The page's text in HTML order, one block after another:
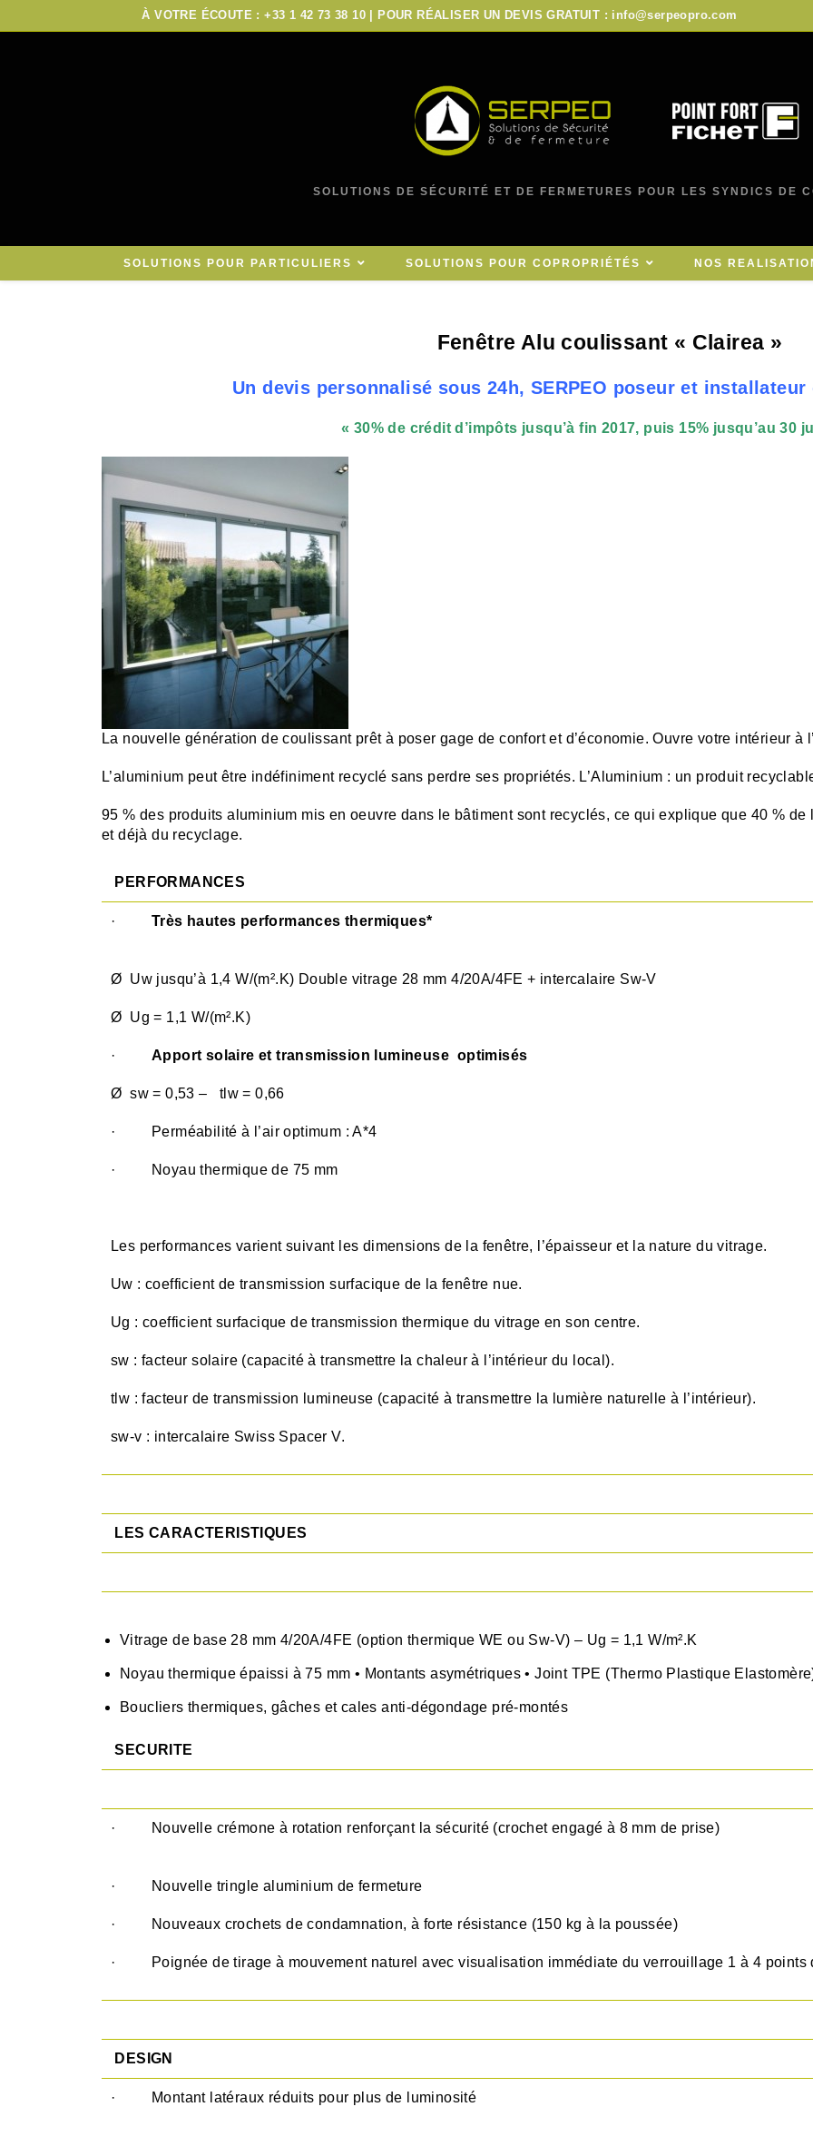
À VOTRE ÉCOUTE : +33 1 42 73 38 10 | POUR RÉALISER UN DEVIS GRATUIT : info@serpeopro.com
SOLUTIONS DE SÉCURITÉ ET DE FERMETURES POUR LES SYNDICS DE
SOLUTIONS POUR PARTICULIERS SOLUTIONS POUR COPROPRIÉTÉS NOS
Fenêtre Alu coulissant « Clairea »
Un devis personnalisé sous 24h, SERPEO poseur et
« 30% de crédit d’impôts jusqu’à fin 2017, puis 15% jusqu’au 30
La nouvelle génération de coulissant prêt à poser gage de confort et d’économie. Ouvre votre intérieur à
L’aluminium peut être indéfiniment recyclé sans perdre ses propriétés. L’Aluminium : un produit
95 % des produits aluminium mis en oeuvre dans le bâtiment sont recyclés, ce qui explique que 40 % de
et déjà du recyclage.
PERFORMANCES
· Très hautes performances thermiques*
Ø Uw jusqu’à 1,4 W/(m².K) Double vitrage 28 mm 4/20A/4FE + intercalaire Sw-V
Ø Ug = 1,1 W/(m².K)
· Apport solaire et transmission lumineuse optimisés
Ø sw = 0,53 – tlw = 0,66
· Perméabilité à l’air optimum : A*4
· Noyau thermique de 75 mm
Les performances varient suivant les dimensions de la fenêtre, l’épaisseur et la nature du vitrage.
Uw : coefficient de transmission surfacique de la fenêtre nue.
Ug : coefficient surfacique de transmission thermique du vitrage en son centre.
sw : facteur solaire (capacité à transmettre la chaleur à l’intérieur du local).
tlw : facteur de transmission lumineuse (capacité à transmettre la lumière naturelle à l’intérieur).
sw-v : intercalaire Swiss Spacer V.
LES CARACTERISTIQUES
Vitrage de base 28 mm 4/20A/4FE (option thermique WE ou Sw-V) – Ug = 1,1 W/m².K
Noyau thermique épaissi à 75 mm • Montants asymétriques • Joint TPE (Thermo Plastique
Boucliers thermiques, gâches et cales anti-dégondage pré-montés
SECURITE
· Nouvelle crémone à rotation renforçant la sécurité (crochet engagé à 8 mm de prise)
· Nouvelle tringle aluminium de fermeture
· Nouveaux crochets de condamnation, à forte résistance (150 kg à la poussée)
· Poignée de tirage à mouvement naturel avec visualisation immédiate du verrouillage 1 à 4 points
DESIGN
· Montant latéraux réduits pour plus de luminosité